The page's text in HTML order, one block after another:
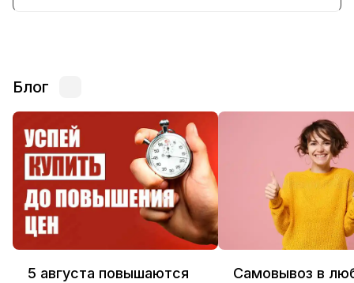
Блог
5 августа повышаются
Самовывоз в